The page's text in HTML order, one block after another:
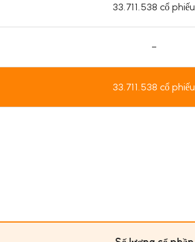
33.711.538 cổ phiếu
-
33.711.538 cổ phiếu